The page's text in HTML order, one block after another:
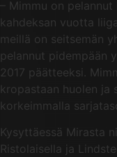
– Mimmu on
kahdeksan vuotta
meillä on seitsemän
pelannut pidempään
2017 päätteeksi.
kropastaan huolen ja
korkeimmalla
Kysyttäessä Mirasta
Ristolaisella ja